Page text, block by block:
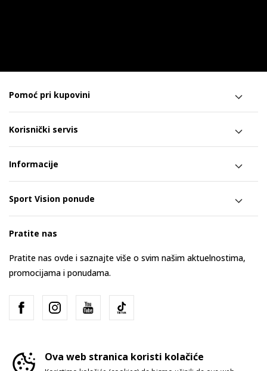
Pomoć pri kupovini
Korisnički servis
Informacije
Sport Vision ponude
Pratite nas
Pratite nas ovde i saznajte više o svim našim aktuelnostima,
promocijama i ponudama.
Ova web stranica koristi kolačiće